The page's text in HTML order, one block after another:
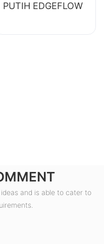
PUTIH EDGEFLOW
and is able to cater to